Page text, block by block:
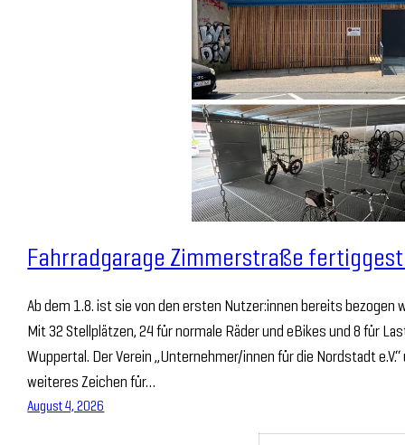
Fahrradgarage Zimmerstraße
Ab dem 1.8. ist sie von den ersten Nutzer:innen bereits bezogen
Mit 32 Stellplätzen, 24 für normale Räder und eBikes und 8 für
Wuppertal. Der Verein „Unternehmer/innen für die Nordstadt
weiteres Zeichen für…
August 4, 2026